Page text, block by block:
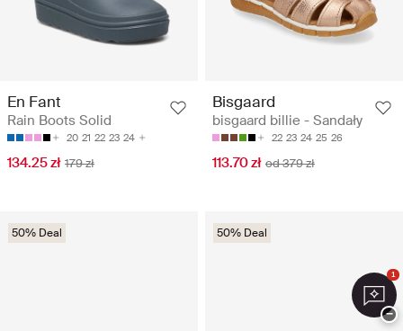
En Fant
Rain Boots Solid
20 21 22 23 24
134.25 zł 179 zł
Bisgaard
bisgaard billie - Sandały
22 23 24 25 26
113.70 zł od 379 zł
50% Deal 50% Deal
1
−